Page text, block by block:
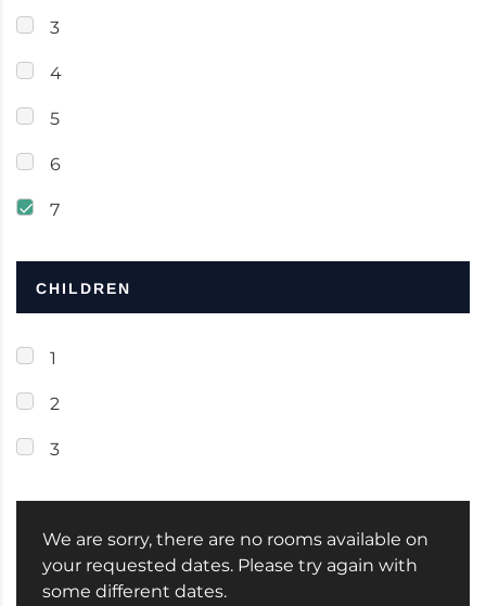
3
4
5
6
7
CHILDREN
1
2
3
We are sorry, there are no rooms available on
your requested dates. Please try again with
some different dates.